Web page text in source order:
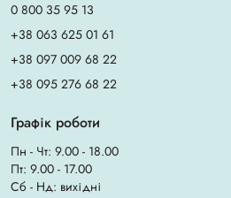
0 800 35 95 13
+38 063 625 01 61
+38 097 009 68 22
+38 095 276 68 22
Графік роботи
Пн - Чт: 9.00 - 18.00
Пт: 9.00 - 17.00
Сб - Нд: вихідні